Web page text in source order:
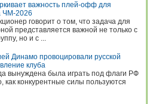
важность плей-офф для
ЧМ-2026
говорит о том, что задача для
представляется важной не только с
но и с ...
Динамо провоцировали русской
клуба
вынуждена была играть под флаги РФ
как конкурентные силы пользуются